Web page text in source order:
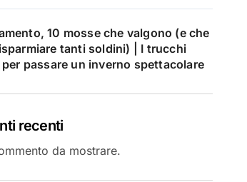
10 mosse che valgono (e che
tanti soldini) | I trucchi
passare un inverno spettacolare
recenti
da mostrare.